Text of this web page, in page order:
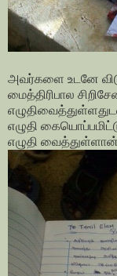
அவர்களை உடனே
மைத்திரிபால
எழுதி
எழுதி